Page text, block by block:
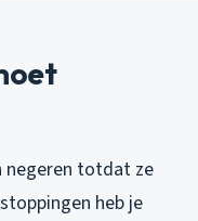
negeren totdat ze
heb je